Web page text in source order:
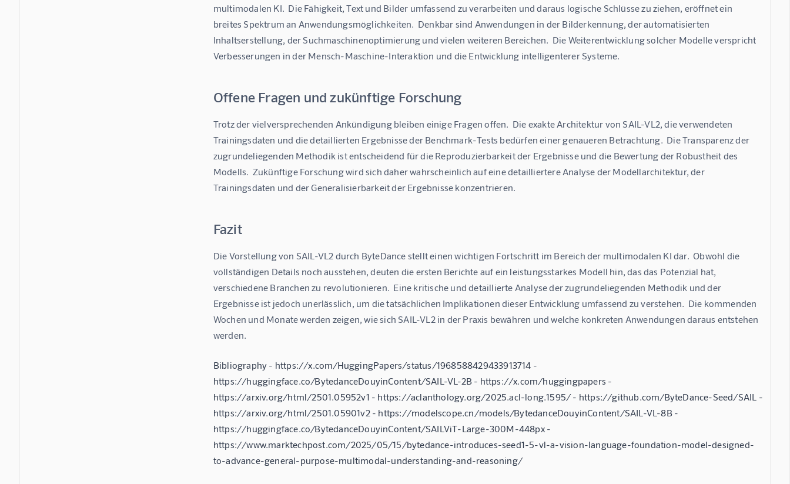
multimodalen KI.  Die Fähigkeit, Text und Bilder umfassend zu verarbeiten und daraus logische Schlüsse zu ziehen, eröffnet ein
breites Spektrum an Anwendungsmöglichkeiten.  Denkbar sind Anwendungen in der Bilderkennung, der automatisierten
Inhaltserstellung, der Suchmaschinenoptimierung und vielen weiteren Bereichen.  Die Weiterentwicklung solcher Modelle verspricht
Verbesserungen in der Mensch-Maschine-Interaktion und die Entwicklung intelligenterer Systeme.
Offene Fragen und zukünftige Forschung
Trotz der vielversprechenden Ankündigung bleiben einige Fragen offen.  Die exakte Architektur von SAIL-VL2, die verwendeten
Trainingsdaten und die detaillierten Ergebnisse der Benchmark-Tests bedürfen einer genaueren Betrachtung.  Die Transparenz der
zugrundeliegenden Methodik ist entscheidend für die Reproduzierbarkeit der Ergebnisse und die Bewertung der Robustheit des
Modells.  Zukünftige Forschung wird sich daher wahrscheinlich auf eine detailliertere Analyse der Modellarchitektur, der
Trainingsdaten und der Generalisierbarkeit der Ergebnisse konzentrieren.
Fazit
Die Vorstellung von SAIL-VL2 durch ByteDance stellt einen wichtigen Fortschritt im Bereich der multimodalen KI dar.  Obwohl die
vollständigen Details noch ausstehen, deuten die ersten Berichte auf ein leistungsstarkes Modell hin, das das Potenzial hat,
verschiedene Branchen zu revolutionieren.  Eine kritische und detaillierte Analyse der zugrundeliegenden Methodik und der
Ergebnisse ist jedoch unerlässlich, um die tatsächlichen Implikationen dieser Entwicklung umfassend zu verstehen.  Die kommenden
Wochen und Monate werden zeigen, wie sich SAIL-VL2 in der Praxis bewähren und welche konkreten Anwendungen daraus entstehen
werden.
Bibliography - https://x.com/HuggingPapers/status/1968588429433913714 -
https://huggingface.co/BytedanceDouyinContent/SAIL-VL-2B - https://x.com/huggingpapers -
https://arxiv.org/html/2501.05952v1 - https://aclanthology.org/2025.acl-long.1595/ - https://github.com/ByteDance-Seed/SAIL -
https://arxiv.org/html/2501.05901v2 - https://modelscope.cn/models/BytedanceDouyinContent/SAIL-VL-8B -
https://huggingface.co/BytedanceDouyinContent/SAILViT-Large-300M-448px -
https://www.marktechpost.com/2025/05/15/bytedance-introduces-seed1-5-vl-a-vision-language-foundation-model-designed-
to-advance-general-purpose-multimodal-understanding-and-reasoning/